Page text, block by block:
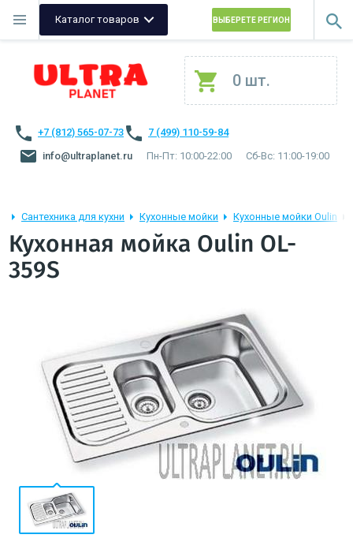
Каталог товаров ВЫБЕРЕТЕ РЕГИОН
0 шт.
+7 (812) 565-07-73
7 (499) 110-59-84
info@ultraplanet.ru
Пн-Пт: 10:00-22:00 Сб-Вс: 11:00-19:00
Сантехника для кухни Кухонные мойки Кухонные мойки Oulin
Кухонная мойка Oulin OL-
359S